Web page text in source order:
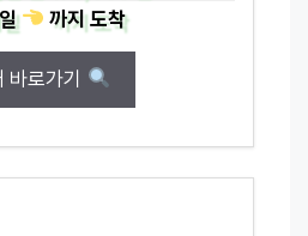
까지도착
바로가기